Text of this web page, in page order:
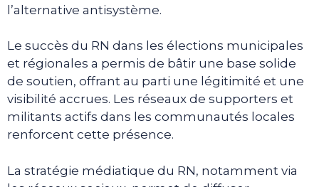
l’alternative antisystème.
Le succès du RN dans les élections municipales
et régionales a permis de bâtir une base solide
de soutien, offrant au parti une légitimité et une
visibilité accrues. Les réseaux de supporters et
militants actifs dans les communautés locales
renforcent cette présence.
La stratégie médiatique du RN, notamment via